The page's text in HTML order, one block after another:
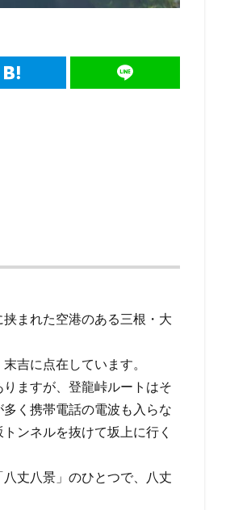
まれた空港のある三根・大
吉に点在しています。
ますが、登龍峠ルートはそ
く携帯電話の電波も入らな
ンネルを抜けて坂上に行く
丈八景」のひとつで、八丈